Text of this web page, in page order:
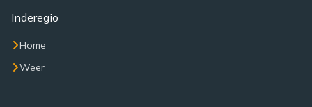
Inderegio
Home
Weer